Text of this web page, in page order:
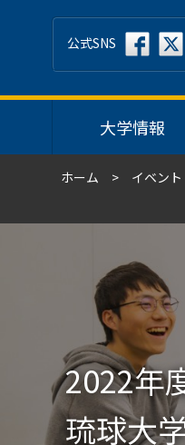
大学情報
公式SNS
ホーム イベント
2022年
琉球大